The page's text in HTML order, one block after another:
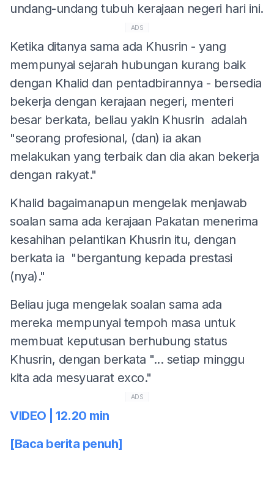
undang-undang tubuh kerajaan negeri hari ini.
ADS
Ketika ditanya sama ada Khusrin - yang
mempunyai sejarah hubungan kurang baik
dengan Khalid dan pentadbirannya - bersedia
bekerja dengan kerajaan negeri, menteri
besar berkata, beliau yakin Khusrin adalah
"seorang profesional, (dan) ia akan
melakukan yang terbaik dan dia akan bekerja
dengan rakyat."
Khalid bagaimanapun mengelak menjawab
soalan sama ada kerajaan Pakatan menerima
kesahihan pelantikan Khusrin itu, dengan
berkata ia "bergantung kepada prestasi
(nya)."
Beliau juga mengelak soalan sama ada
mereka mempunyai tempoh masa untuk
membuat keputusan berhubung status
Khusrin, dengan berkata "... setiap minggu
kita ada mesyuarat exco."
ADS
VIDEO | 12.20 min
[Baca berita penuh]